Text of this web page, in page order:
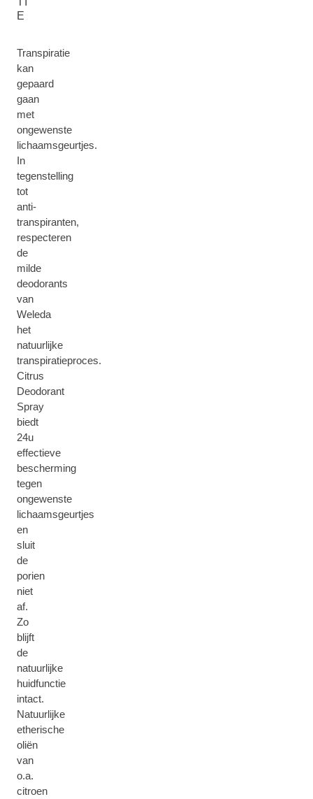
E
Transpiratie
kan
gepaard
gaan
met
ongewenste
lichaamsgeurtjes.
In
tegenstelling
tot
anti-
transpiranten,
respecteren
de
milde
deodorants
van
Weleda
het
natuurlijke
transpiratieproces.
Citrus
Deodorant
Spray
biedt
24u
effectieve
bescherming
tegen
ongewenste
lichaamsgeurtjes
en
sluit
de
porien
niet
af.
Zo
blijft
de
natuurlijke
huidfunctie
intact.
Natuurlijke
etherische
oliën
van
o.a.
citroen